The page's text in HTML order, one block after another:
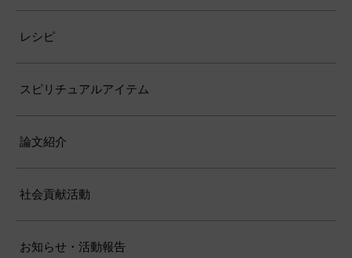
レシピ
スピリチュアルアイテム
論文紹介
社会貢献活動
お知らせ・活動報告